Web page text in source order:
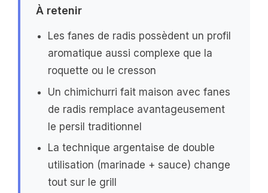
À retenir
Les fanes de radis possèdent un profil
aromatique aussi complexe que la
roquette ou le cresson
Un chimichurri fait maison avec fanes
de radis remplace avantageusement
le persil traditionnel
La technique argentaise de double
utilisation (marinade + sauce) change
tout sur le grill